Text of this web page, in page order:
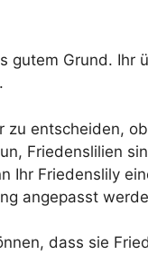
gutem Grund. Ihr
entscheiden,
Friedenslilien
Ihr Friedenslily
angepasst
dass sie